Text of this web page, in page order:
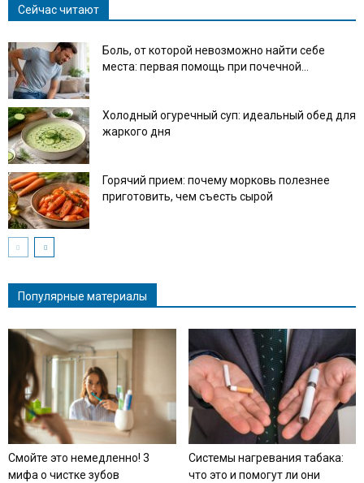
Сейчас читают
Боль, от которой невозможно найти себе
места: первая помощь при почечной...
Холодный огуречный суп: идеальный обед для
жаркого дня
Горячий прием: почему морковь полезнее
приготовить, чем съесть сырой
Популярные материалы
Смойте это немедленно! 3
мифа о чистке зубов
Системы нагревания табака:
что это и помогут ли они